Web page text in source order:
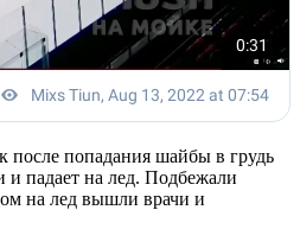
после попадания шайбы в грудь
и падает на лед. Подбежали
на лед вышли врачи и